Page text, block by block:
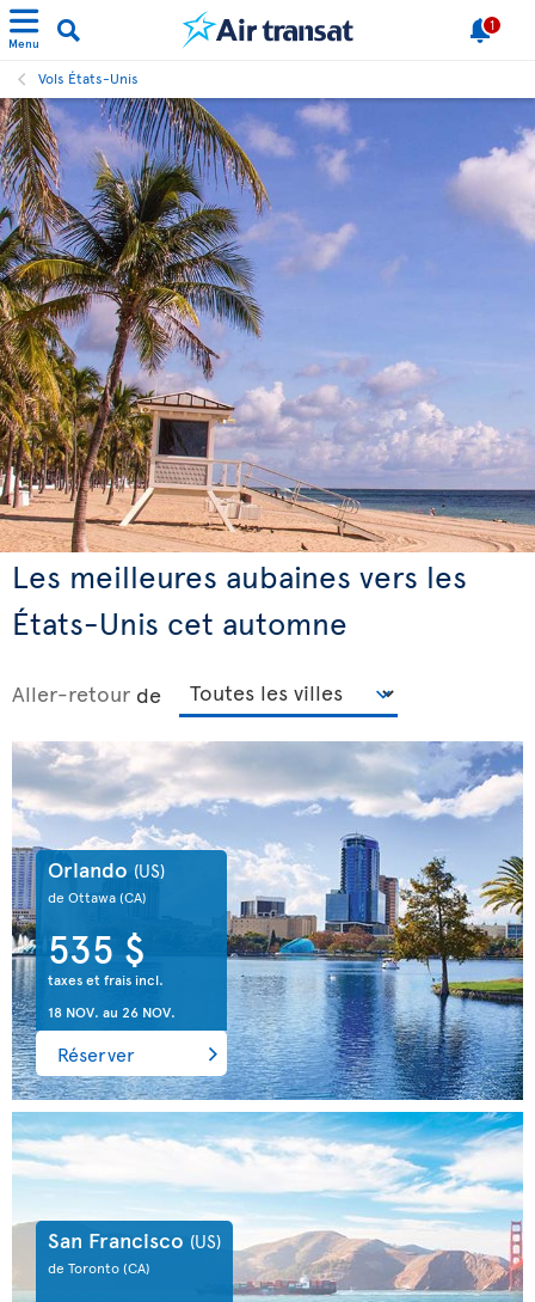
Menu
1
Vols États-Unis
Les meilleures aubaines vers les
États-Unis cet automne
Aller-retour de
Orlando (US)
de Ottawa(CA)
535 $
taxes et frais incl.
18 NOV. au 26 NOV.
Réserver
San Francisco (US)
de Toronto(CA)